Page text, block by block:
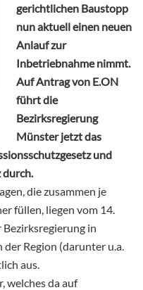
gerichtlichen Baustopp
nun aktuell einen neuen
Anlauf zur
Inbetriebnahme nimmt.
Auf Antrag von E.ON
führt die
Bezirksregierung
Münster jetzt das
und
durch.
die zusammen je
füllen, liegen vom 14.
in
Region (darunter u.a.
aus.
welches da auf